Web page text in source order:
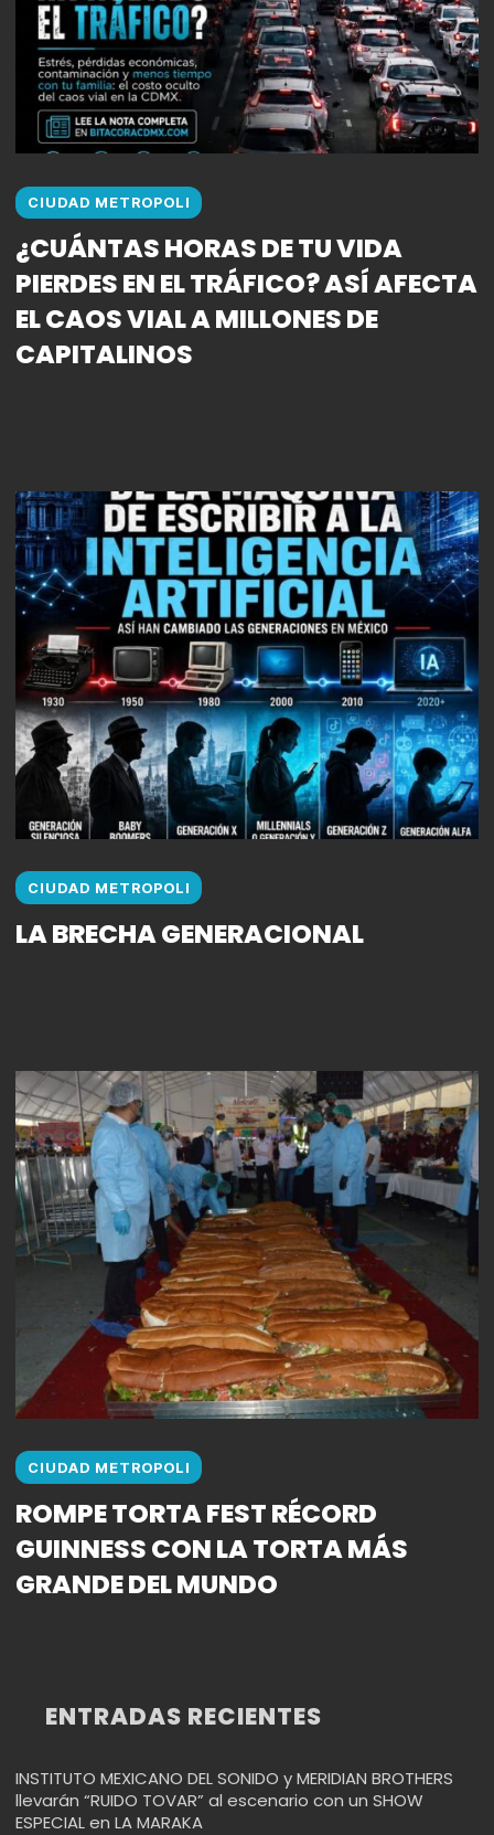
CIUDAD METROPOLI
¿CUÁNTAS HORAS DE TU VIDA
PIERDES EN EL TRÁFICO? ASÍ AFECTA
EL CAOS VIAL A MILLONES DE
CAPITALINOS
CIUDAD METROPOLI
LA BRECHA GENERACIONAL
CIUDAD METROPOLI
ROMPE TORTA FEST RÉCORD
GUINNESS CON LA TORTA MÁS
GRANDE DEL MUNDO
ENTRADAS RECIENTES
INSTITUTO MEXICANO DEL SONIDO y MERIDIAN BROTHERS
llevarán “RUIDO TOVAR” al escenario con un SHOW
ESPECIAL en LA MARAKA